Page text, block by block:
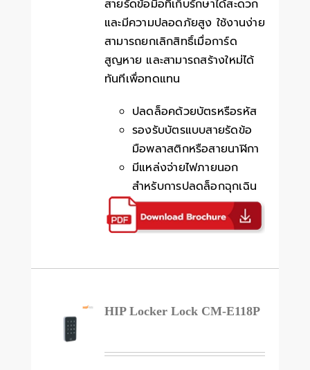
สายรัดข้อมือที่เก็บรักษาได้สะดวก
และมีความปลอดภัยสูง ใช้งานง่าย
สามารถยกเลิกสิทธิ์เมื่อการ์ด
สูญหาย และสามารถสร้างใหม่ได้
ทันทีเพื่อทดแทน
ปลดล็อคด้วยบัตรหรือรหัส
รองรับบัตรแบบสายรัดข้อ
มือพลาสติกหรือสายนาฬิกา
มีแหล่งจ่ายไฟภายนอก
สำหรับการปลดล็อกฉุกเฉิน
HIP Locker Lock CM-E118P